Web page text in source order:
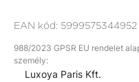
EAN kód: 5999575344952
988/2023 GPSR EU rendelet
személy:
Luxoya Paris Kft.